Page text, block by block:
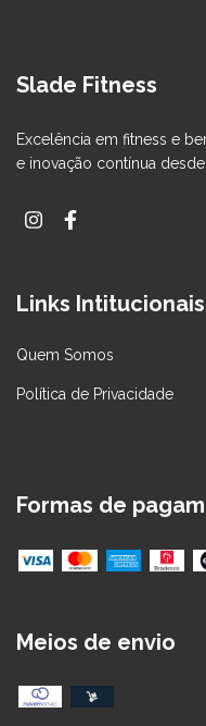
Slade Fitness
Excelência em fitness e
e inovação contínua desde
Links Intitucionais
Quem Somos
Política de Privacidade
Formas de
Meios de envio